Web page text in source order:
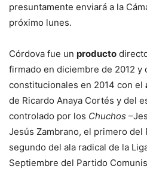
presuntamente enviará a la
próximo lunes.
Córdova fue un producto
firmado en diciembre de 2012 y
constitucionales en 2014 con el
de Ricardo Anaya Cortés y del
controlado por los Chuchos
Jesús Zambrano, el primero del
segundo del ala radical de la
Septiembre del Partido